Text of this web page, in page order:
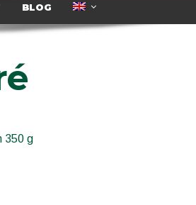
BLOG
350 g